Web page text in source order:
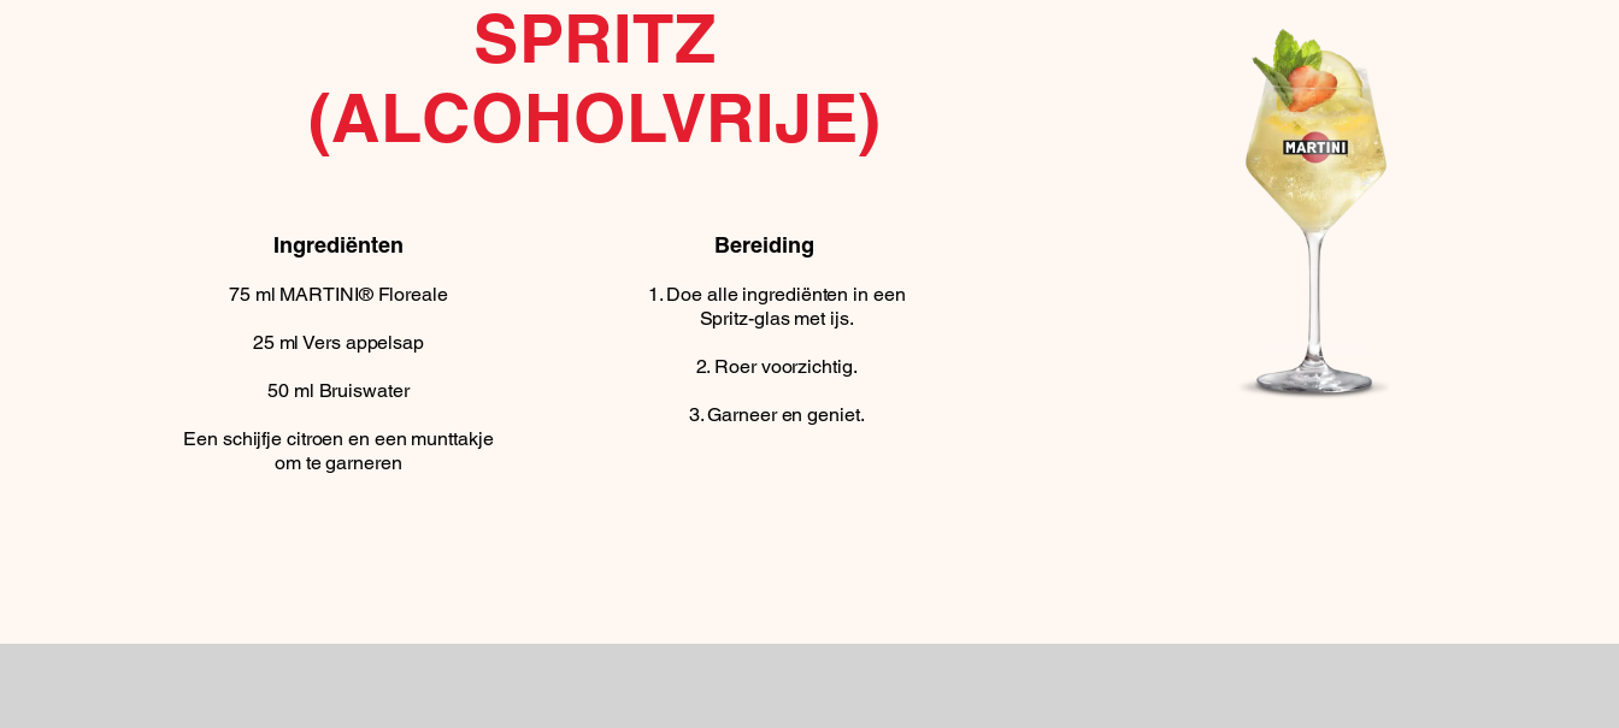
SPRITZ
(ALCOHOLVRIJE)
Ingrediënten
75 ml MARTINI® Floreale
25 ml Vers appelsap
50 ml Bruiswater
Een schijfje citroen en een munttakje
om te garneren
Bereiding
Doe alle ingrediënten in een
Spritz-glas met ijs.
Roer voorzichtig.
Garneer en geniet.